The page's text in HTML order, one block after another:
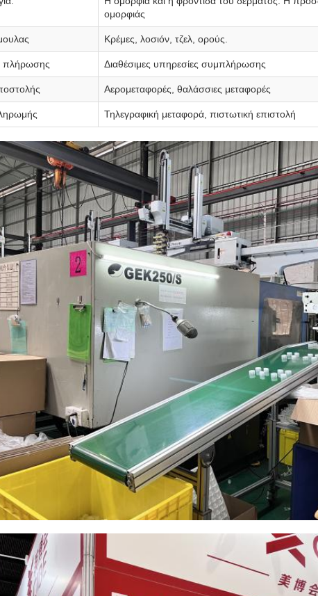
ομορφιάς
Κρέμες, λοσιόν, τζελ, ορούς.
πλήρωσης Διαθέσιμες υπηρεσίες συμπλήρωσης
Αερομεταφορές, θαλάσσιες μεταφορές
Τηλεγραφική μεταφορά, πιστωτική επιστολή